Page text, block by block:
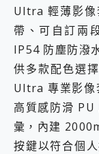
Ultra 輕薄影像
帶、可自訂兩
IP54 防塵防潑
供多款配色選
Ultra 專業影像
高質感防滑
彙，內建
按鍵以符合個